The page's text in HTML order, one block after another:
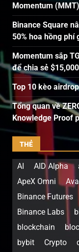
Momentum (MMT)
Binance Square
50% hoa hồng phí
Momentum sắp
để chia sẻ
Top 10 kèo
Tổng quan về
Knowledge Proof
THẺ
AI AID Alpha
ApeX Omni
Binance Futures
Binance Labs
blockchain
bybit
Crypto